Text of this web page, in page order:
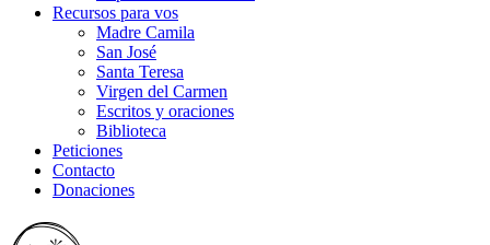
Recursos para vos
Madre Camila
San José
Santa Teresa
Virgen del Carmen
Escritos y oraciones
Biblioteca
Peticiones
Contacto
Donaciones